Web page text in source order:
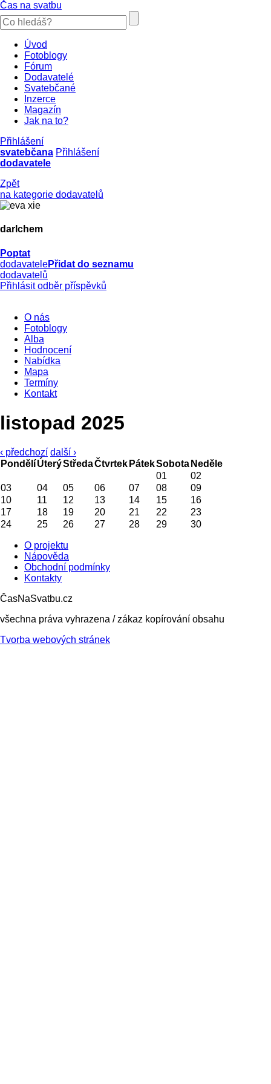
Čas na svatbu
Úvod
Fotoblogy
Fórum
Dodavatelé
Svatebčané
Inzerce
Magazín
Jak na to?
Přihlášení
svatebčana Přihlášení
dodavatele
Zpět
na kategorie dodavatelů
darlchem
Poptat
dodavatelePřidat do seznamu
dodavatelů
Přihlásit odběr příspěvků
O nás
Fotoblogy
Alba
Hodnocení
Nabídka
Mapa
Termíny
Kontakt
listopad 2025
‹ předchozí další ›
PondělíÚterýStředaČtvrtek PátekSobota Neděle
01
02
03
04 05 06 07 08
09
10
11 12 13 14 15
16
17
18 19 20 21 22
23
24
25 26 27 28 29 30
O projektu
Nápověda
Obchodní podmínky
Kontakty
ČasNaSvatbu.cz
všechna práva vyhrazena / zákaz kopírování obsahu
Tvorba webových stránek